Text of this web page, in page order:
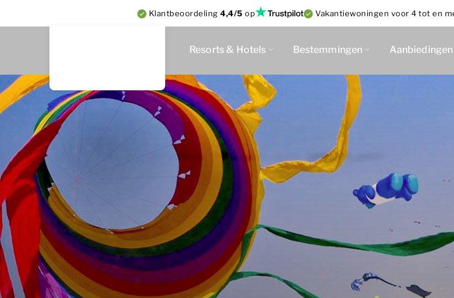
Klantbeoordeling4,4/5 op Vakantiewoningen voor 4 tot en
Resorts & Hotels Bestemmingen Aanbiedingen